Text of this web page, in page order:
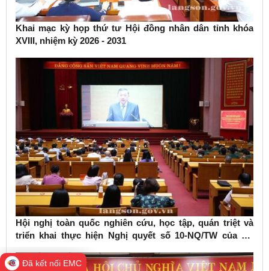
Khai mạc kỳ họp thứ tư Hội đồng nhân dân tỉnh khóa
XVIII, nhiệm kỳ 2026 - 2031
Hội nghị toàn quốc nghiên cứu, học tập, quán triệt và
triển khai thực hiện Nghị quyết số 10-NQ/TW của Bộ
Đã kết nối EMC